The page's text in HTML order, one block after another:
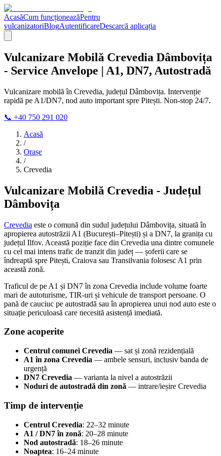
AcasăCum funcționeazăPentru
vulcanizatoriBlogAutentificareDescarcă aplicația
Vulcanizare Mobilă Crevedia Dâmbovița
- Service Anvelope | A1, DN7, Autostradă
Vulcanizare mobilă în Crevedia, județul Dâmbovița. Intervenție
rapidă pe A1/DN7, nod auto important spre Pitești. Non-stop 24/7.
📞 +40 750 291 020
Acasă
/
Orașe
/
Crevedia
Vulcanizare Mobilă Crevedia - Județul
Dâmbovița
Crevedia este o comună din sudul județului Dâmbovița, situată în
apropierea autostrăzii A1 (București–Pitești) și a DN7, la granița cu
județul Ilfov. Această poziție face din Crevedia una dintre comunele
cu cel mai intens trafic de tranzit din județ — șoferii care se
îndreaptă spre Pitești, Craiova sau Transilvania folosesc A1 prin
această zonă.
Traficul de pe A1 și DN7 în zona Crevedia include volume foarte
mari de autoturisme, TIR-uri și vehicule de transport persoane. O
pană de cauciuc pe autostradă sau în apropierea unui nod auto este o
situație periculoasă care necesită asistență imediată.
Zone acoperite
Centrul comunei Crevedia — sat și zonă rezidențială
A1 în zona Crevedia — ambele sensuri, inclusiv banda de
urgență
DN7 Crevedia — varianta la nivel a autostrăzii
Noduri de autostradă din zonă — intrare/ieșire Crevedia
Timp de intervenție
Centrul Crevedia: 22–32 minute
A1 / DN7 în zonă: 20–28 minute
Nod autostradă: 18–26 minute
Noaptea: 16–24 minute